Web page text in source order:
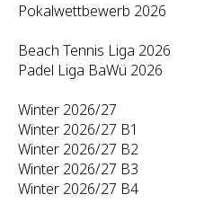
Pokalwettbewerb 2026
Beach Tennis Liga 2026
Padel Liga BaWü 2026
Winter 2026/27
Winter 2026/27 B1
Winter 2026/27 B2
Winter 2026/27 B3
Winter 2026/27 B4